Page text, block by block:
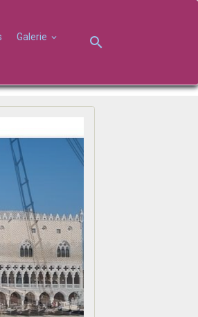
Galerie